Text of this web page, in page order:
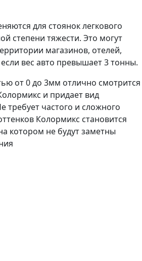
для стоянок легкового
степени тяжести. Это могут
магазинов, отелей,
вес авто превышает 3 тонны.
от 0 до 3мм отлично смотрится
и придает вид
требует частого и сложного
Колормикс становится
котором не будут заметны